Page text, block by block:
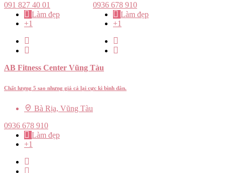
091 827 40 01
Làm đẹp
+1
0936 678 910
Làm đẹp
+1
AB Fitness Center Vũng Tàu
Chất lượng 5 sao nhưng giá cả lại cực kì bình dân.
Bà Rịa, Vũng Tàu
0936 678 910
Làm đẹp
+1